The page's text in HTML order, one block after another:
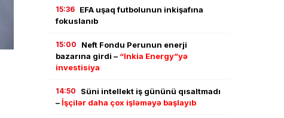
15:36 EFA uşaq futbolunun inkişafına
fokuslanıb
15:00
Neft Fondu Perunun enerji
bazarına girdi – “Inkia Energy”yə
investisiya
14:50
Süni intellekt iş gününü qısaltmadı
–İşçilər daha çox işləməyə başlayıb